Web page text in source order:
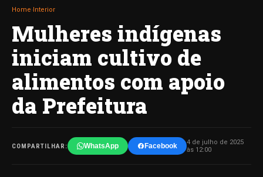
Home Interior
Mulheres indígenas
iniciam cultivo de
alimentos com apoio
da Prefeitura
COMPARTILHAR: WhatsApp Facebook
4 de julho de 2025
às 12:00